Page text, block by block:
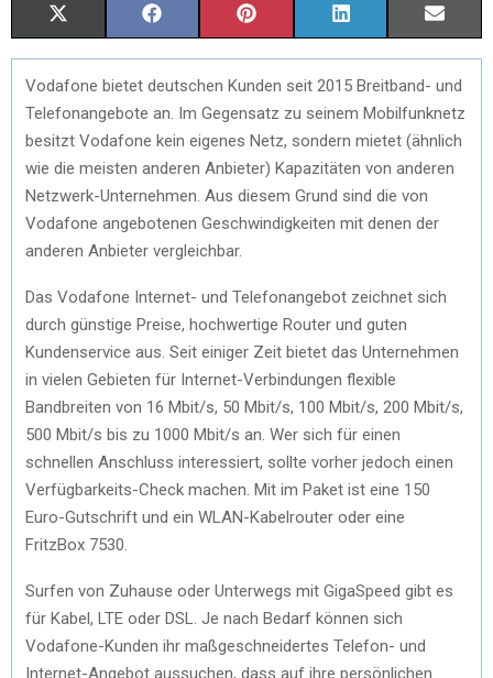
(
T
W
I
T
E
R
)
A
C
E
B
O
K
I
N
T
E
S
T
I
N
K
E
D
N
M
A
I
Vodafone bietet deutschen Kunden seit 2015 Breitband- und
Telefonangebote an. Im Gegensatz zu seinem Mobilfunknetz
besitzt Vodafone kein eigenes Netz, sondern mietet (ähnlich
wie die meisten anderen Anbieter) Kapazitäten von anderen
Netzwerk-Unternehmen. Aus diesem Grund sind die von
Vodafone angebotenen Geschwindigkeiten mit denen der
anderen Anbieter vergleichbar.
Das Vodafone Internet- und Telefonangebot zeichnet sich
durch günstige Preise, hochwertige Router und guten
Kundenservice aus. Seit einiger Zeit bietet das Unternehmen
in vielen Gebieten für Internet-Verbindungen flexible
Bandbreiten von 16 Mbit/s, 50 Mbit/s, 100 Mbit/s, 200 Mbit/s,
500 Mbit/s bis zu 1000 Mbit/s an. Wer sich für einen
schnellen Anschluss interessiert, sollte vorher jedoch einen
Verfügbarkeits-Check machen. Mit im Paket ist eine 150
Euro-Gutschrift und ein WLAN-Kabelrouter oder eine
FritzBox 7530.
Surfen von Zuhause oder Unterwegs mit GigaSpeed gibt es
für Kabel, LTE oder DSL. Je nach Bedarf können sich
Vodafone-Kunden ihr maßgeschneidertes Telefon- und
Internet-Angebot aussuchen, dass auf ihre persönlichen